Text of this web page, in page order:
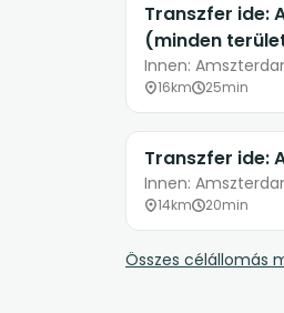
Transzfer ide:
(minden
Innen:
16km 25min
Transzfer ide:
Innen:
14km 20min
Összes célállomás